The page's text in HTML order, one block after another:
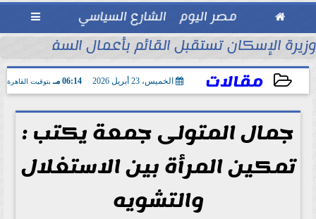
 مصر اليوم الشارع السياسي 
تصنع الأمانة ما...
وزيرة الإسكان تستقبل القائم بأعمال السفير
مقالات الخميس، 23 أبريل 2026 06:14 مـ بتوقيت القاهرة
2026-04-23 18:14:16
جمال المتولى جمعة يكتب :
تمكين المرأة بين الاستغلال
والتشويه